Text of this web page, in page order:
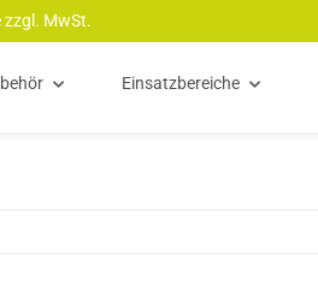
zzgl. MwSt.
Einsatzbereiche